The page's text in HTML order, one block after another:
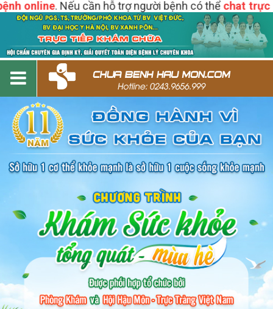
online. Nếu cần hỗ trợ người bệnh có thểchat trực